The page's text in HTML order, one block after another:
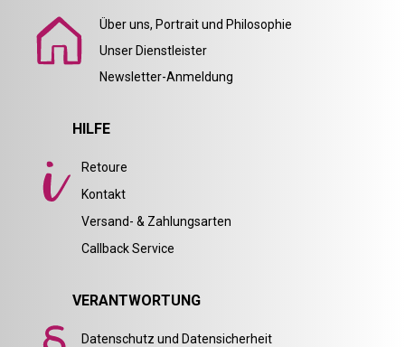
Über uns, Portrait und Philosophie
Unser Dienstleister
Newsletter-Anmeldung
HILFE
Retoure
Kontakt
Versand- & Zahlungsarten
Callback Service
VERANTWORTUNG
Datenschutz und Datensicherheit